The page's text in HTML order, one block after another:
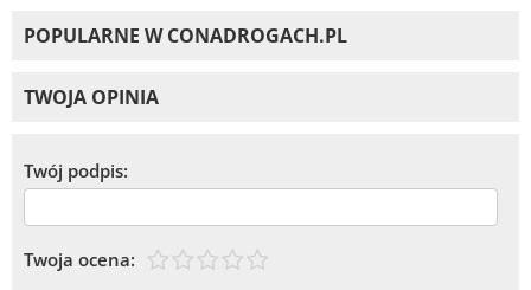
POPULARNE W CONADROGACH.PL
TWOJA OPINIA
Twój podpis:
Twoja ocena: